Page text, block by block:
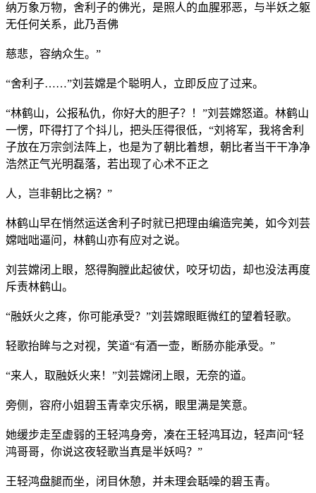
纳万象万物，舍利子的佛光，是照人的血腥邪恶，与半妖之躯
无任何关系，此乃吾佛
慈悲，容纳众生。”
“舍利子……”刘芸嫦是个聪明人，立即反应了过来。
“林鹤山，公报私仇，你好大的胆子？！”刘芸嫦怒道。林鹤山
一愣，吓得打了个抖儿，把头压得很低，“刘将军，我将舍利
子放在万宗剑法阵上，也是为了朝比着想，朝比者当干干净净
浩然正气光明磊落，若出现了心术不正之
人，岂非朝比之祸？”
林鹤山早在悄然运送舍利子时就已把理由编造完美，如今刘芸
嫦咄咄逼问，林鹤山亦有应对之说。
刘芸嫦闭上眼，怒得胸膛此起彼伏，咬牙切齿，却也没法再度
斥责林鹤山。
“融妖火之疼，你可能承受？”刘芸嫦眼眶微红的望着轻歌。
轻歌抬眸与之对视，笑道“有酒一壶，断肠亦能承受。”
“来人，取融妖火来！”刘芸嫦闭上眼，无奈的道。
旁侧，容府小姐碧玉青幸灾乐祸，眼里满是笑意。
她缓步走至虚弱的王轻鸿身旁，凑在王轻鸿耳边，轻声问“轻
鸿哥哥，你说这夜轻歌当真是半妖吗？”
王轻鸿盘腿而坐，闭目休憩，并未理会聒噪的碧玉青。